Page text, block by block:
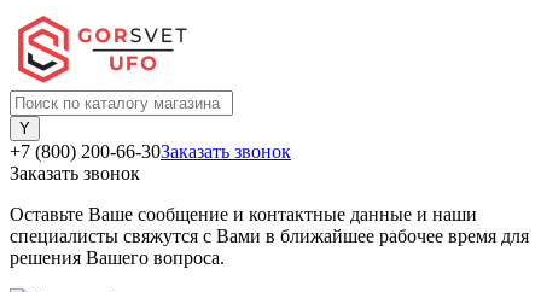
+7 (800) 200-66-30Заказать звонок
Заказать звонок
Оставьте Ваше сообщение и контактные данные и наши
специалисты свяжутся с Вами в ближайшее рабочее время для
решения Вашего вопроса.